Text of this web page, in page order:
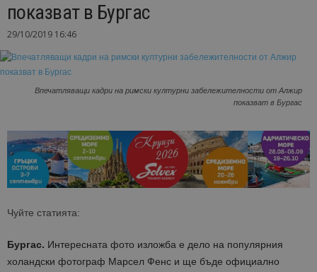
показват в Бургас
29/10/2019 16:46
Впечатляващи кадри на римски културни забележителности от Алжир
показват в Бургас
Чуйте статията:
Бургас. Интересната фото изложба е дело на популярния
холандски фотограф Марсел Фенс и ще бъде официално